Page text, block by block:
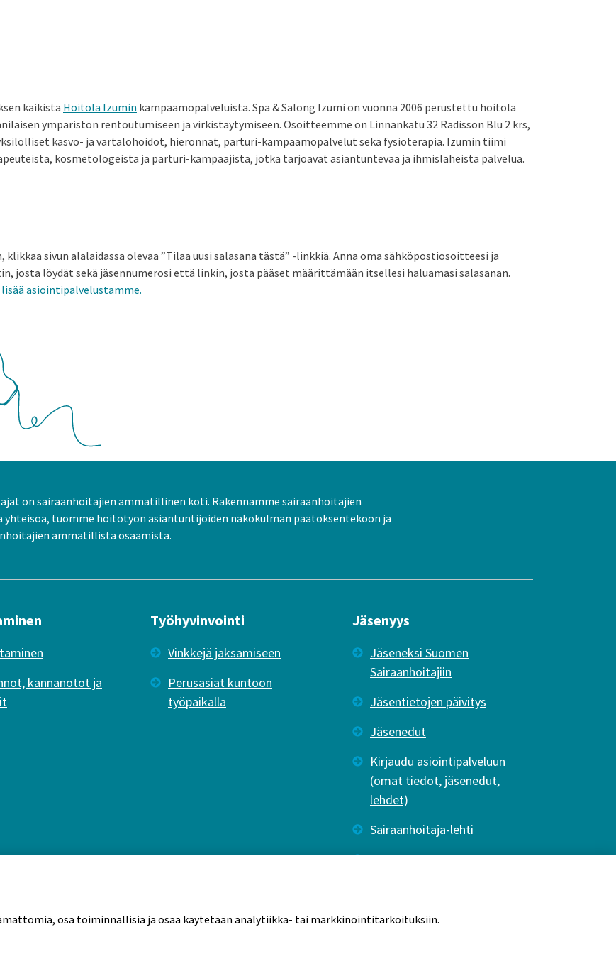
kaikista Hoitola Izumin kampaamopalveluista. Spa & Salong Izumi on vuonna 2006 perustettu hoitola
ympäristön rentoutumiseen ja virkistäytymiseen. Osoitteemme on Linnankatu 32 Radisson Blu 2 krs,
kasvo- ja vartalohoidot, hieronnat, parturi-kampaamopalvelut sekä fysioterapia. Izumin tiimi
kosmetologeista ja parturi-kampaajista, jotka tarjoavat asiantuntevaa ja ihmisläheistä palvelua.
sivun alalaidassa olevaa ”Tilaa uusi salasana tästä” -linkkiä. Anna oma sähköpostiosoitteesi ja
josta löydät sekä jäsennumerosi että linkin, josta pääset määrittämään itsellesi haluamasi salasanan.
lisää asiointipalvelustamme.
on sairaanhoitajien ammatillinen koti. Rakennamme sairaanhoitajien
yhteisöä, tuomme hoitotyön asiantuntijoiden näkökulman päätöksentekoon ja
ammatillista osaamista.
kannanotot ja
Työhyvinvointi
Vinkkejä jaksamiseen
Perusasiat kuntoon
työpaikalla
Jäsenyys
Jäseneksi Suomen
Sairaanhoitajiin
Jäsentietojen päivitys
Jäsenedut
Kirjaudu asiointipalveluun
(omat tiedot, jäsenedut,
lehdet)
Sairaanhoitaja-lehti
Tutkiva Hoitotyö -lehti
osa toiminnallisia ja osaa käytetään analytiikka- tai markkinointitarkoituksiin.